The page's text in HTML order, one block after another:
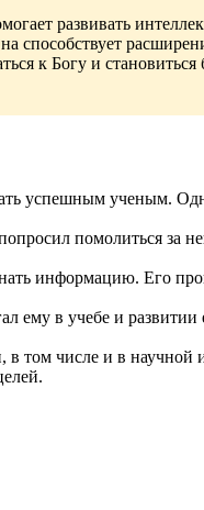
развивать
способствует
к Богу и
успешным ученым.
помолиться за
информацию. Его
в учебе и развитии
том числе и в научной